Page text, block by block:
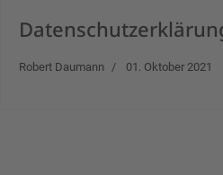
Robert Daumann 01. Oktober 2021